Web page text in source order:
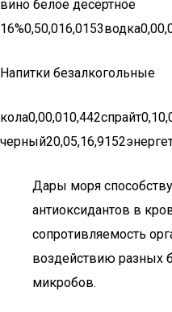
вино белое десертное
Напитки безалкогольные
Дары моря
антиоксидантов в
сопротивляемость
воздействию разных
микробов.